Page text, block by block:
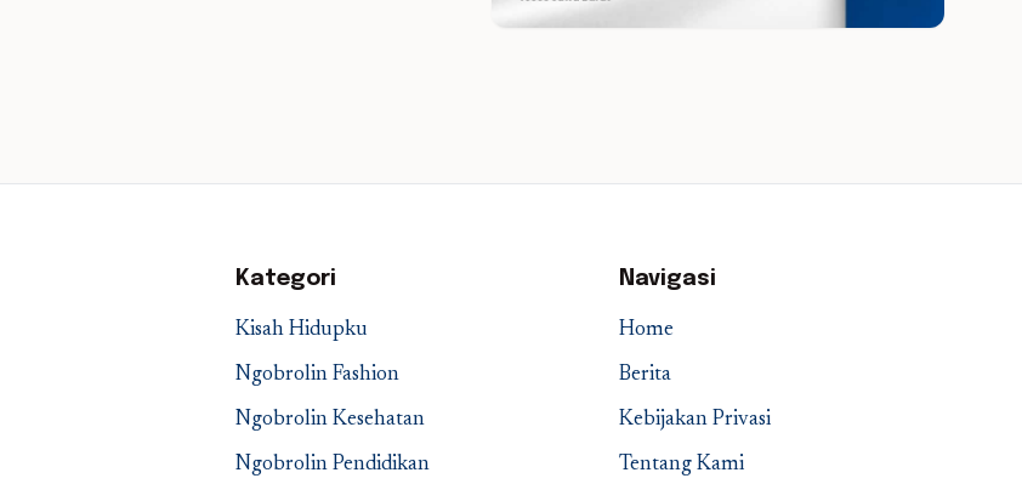
Kategori
Kisah Hidupku
Ngobrolin Fashion
Ngobrolin Kesehatan
Ngobrolin Pendidikan
Navigasi
Home
Berita
Kebijakan Privasi
Tentang Kami